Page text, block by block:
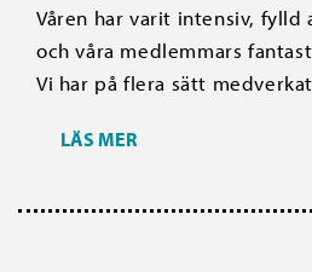
Våren har varit intensiv, fylld
och våra medlemmars
Vi har på flera sätt
LÄS MER